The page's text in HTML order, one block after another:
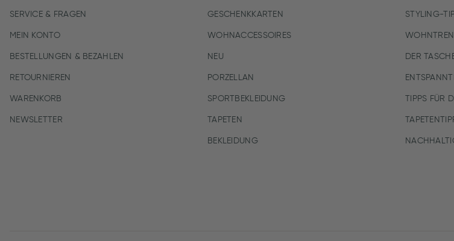
SERVICE & FRAGEN
MEIN KONTO
BESTELLUNGEN & BEZAHLEN
RETOURNIEREN
WARENKORB
NEWSLETTER
GESCHENKKARTEN
WOHNACCESSOIRES
NEU
PORZELLAN
SPORTBEKLEIDUNG
TAPETEN
BEKLEIDUNG
STYLING-
DER
TIPPS FÜR